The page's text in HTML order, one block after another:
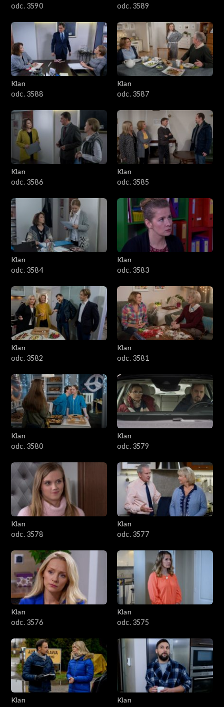
2501–2600
2401–2500
2301–2400
2201–2300
2101–2200
2001–2100
1901–2000
1801–1900
1701–1800
1601–1700
1501–1600
1401–1500
1301–1400
1201–1300
1101–1200
1001–1100
901–1000
801–900
701–800
601–700
501–600
401–500
301–400
201–300
101–200
1–100
odc. 3590
odc. 3589
Klan
odc. 3588
Klan
odc. 3587
Klan
odc. 3586
Klan
odc. 3585
Klan
odc. 3584
Klan
odc. 3583
Klan
odc. 3582
Klan
odc. 3581
Klan
odc. 3580
Klan
odc. 3579
Klan
odc. 3578
Klan
odc. 3577
Klan
odc. 3576
Klan
odc. 3575
Klan
Klan